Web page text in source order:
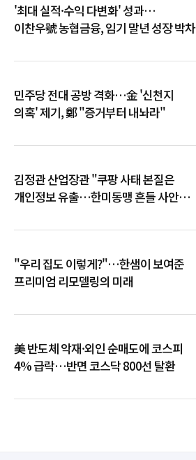
'최대 실적·수익 다변화' 성과…
이찬우號 농협금융, 임기 말년 성장 박차
민주당 전대 공방 격화…金 '신천지
의혹' 제기, 鄭 "증거부터 내놔라"
김정관 산업장관 "쿠팡 사태 본질은
개인정보 유출…한미동맹 흔들 사안
"우리 집도 이렇게?"…한샘이 보여준
프리미엄 리모델링의 미래
美 반도체 악재·외인 순매도에 코스피
4% 급락…반면 코스닥 800선 탈환